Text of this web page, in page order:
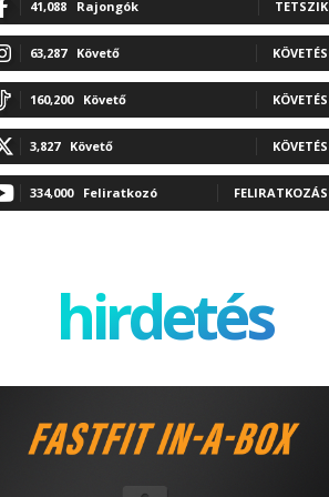
41,088 Rajongók TETSZIK
63,287 Követő KÖVETÉS
160,200 Követő KÖVETÉS
3,827 Követő KÖVETÉS
334,000 Feliratkozó FELIRATKOZÁS
hirdetés